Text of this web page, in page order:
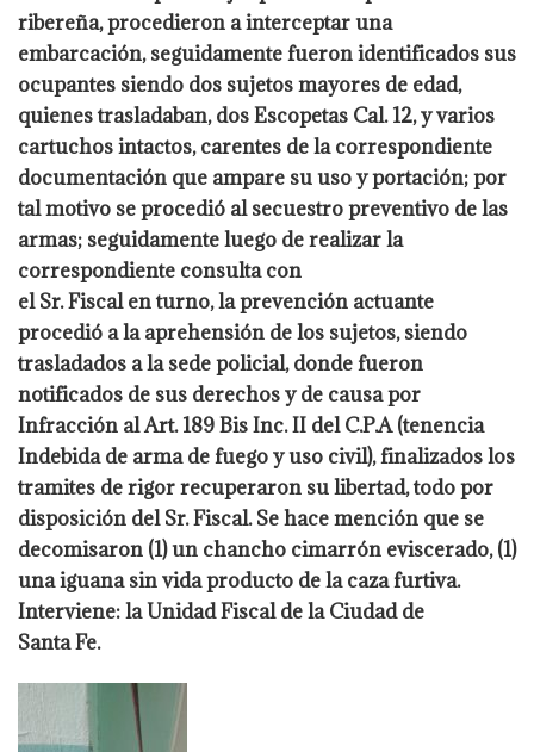
ribereña, procedieron a interceptar una
embarcación, seguidamente fueronidentificados sus
ocupantes siendo dos sujetos mayores de edad,
quienes trasladaban, dosEscopetas Cal. 12, y varios
cartuchos intactos, carentes de la correspondiente
documentación que ampare su uso y portación; por
tal motivo se procedió al secuestropreventivo de las
armas; seguidamente luego de realizar la
correspondiente consulta con
el Sr. Fiscal en turno, la prevención actuante
procedió a la aprehensión de los sujetos,siendo
trasladados a la sede policial, donde fueron
notificados de sus derechos y de causapor
Infracción al Art. 189 Bis Inc. II del C.P.A (tenencia
Indebida de arma de fuego y uso civil), finalizados los
tramites de rigor recuperaron su libertad, todo por
disposición del Sr.Fiscal. Se hace mención que se
decomisaron (1) un chancho cimarrón eviscerado, (1)
unaiguana sin vida producto de la caza furtiva.
Interviene: la Unidad Fiscal de la Ciudad de
Santa Fe.